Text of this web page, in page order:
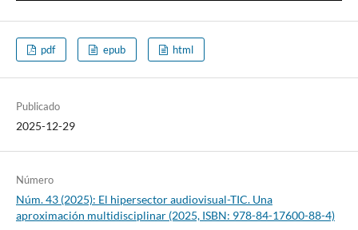
pdf epub html
Publicado
2025-12-29
Número
Núm. 43 (2025): El hipersector audiovisual-TIC. Una
aproximación multidisciplinar (2025, ISBN: 978-84-17600-88-4)